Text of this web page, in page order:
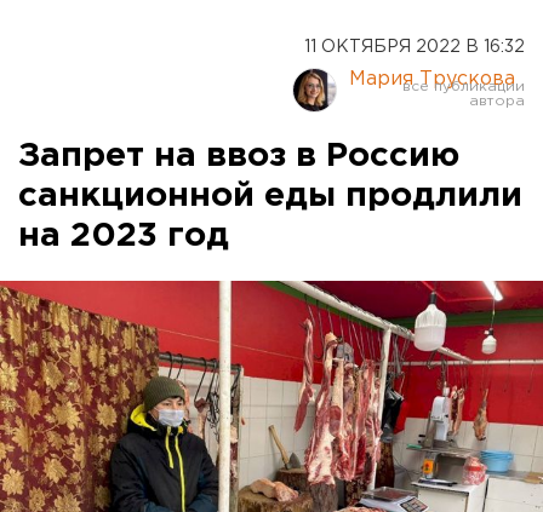
11 ОКТЯБРЯ 2022 В 16:32
Мария Трускова
Запрет на ввоз в Россию
санкционной еды продлили
на 2023 год